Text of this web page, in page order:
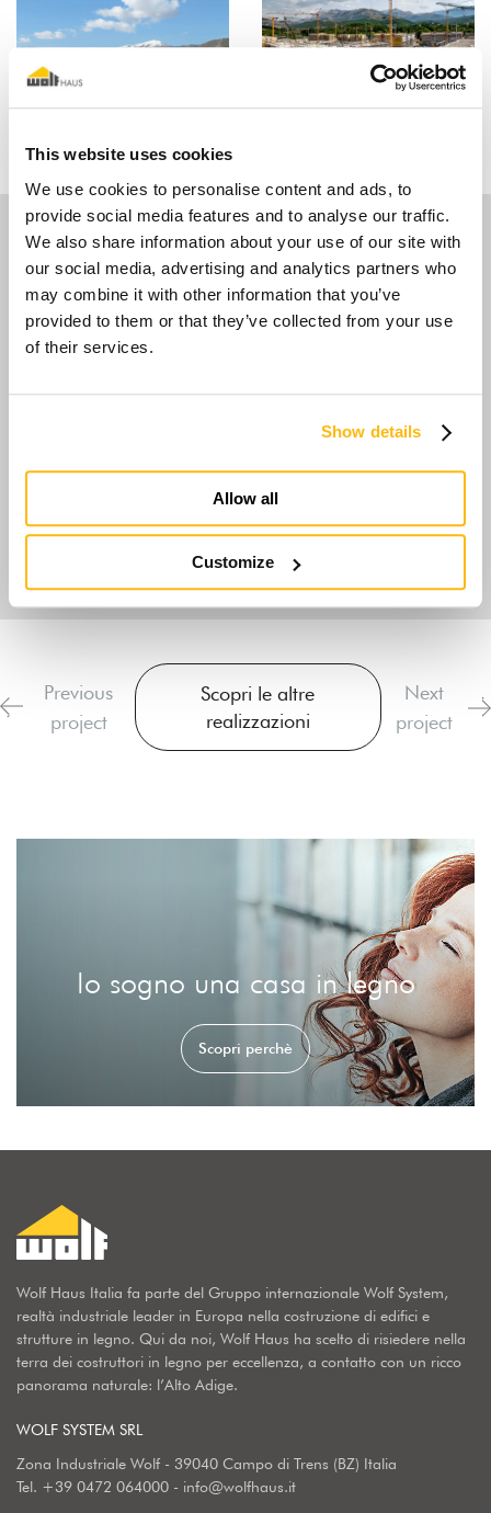
This website uses cookies
We use cookies to personalise content and ads, to
provide social media features and to analyse our traffic.
We also share information about your use of our site with
our social media, advertising and analytics partners who
may combine it with other information that you’ve
provided to them or that they’ve collected from your use
of their services.
Show details
Allow all
Customize
Media
Previous
project
Scopri le altre
realizzazioni
Next
project
Io sogno una casa in legno
Scopri perchè
Wolf Haus Italia fa parte del Gruppo internazionale Wolf System,
realtà industriale leader in Europa nella costruzione di edifici e
strutture in legno. Qui da noi, Wolf Haus ha scelto di risiedere nella
terra dei costruttori in legno per eccellenza, a contatto con un ricco
panorama naturale: l’Alto Adige.
WOLF SYSTEM SRL
Zona Industriale Wolf - 39040 Campo di Trens (BZ) Italia
Tel. +39 0472 064000 - info@wolfhaus.it